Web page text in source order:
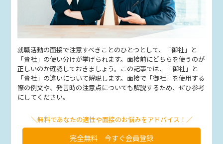
就職活動の面接で注意すべきことのひとつとして、「御社」と
「貴社」の使い分けが挙げられます。面接前にどちらを使うのが
正しいのか確認しておきましょう。この記事では、「御社」と
「貴社」の違いについて解説します。面接で「御社」を使用する
際の例文や、発言時の注意点についても解説するため、ぜひ参考
にしてください。
＼無料であなたの適性や面接のお悩みをアドバイス！／
完全無料 今すぐ会員登録